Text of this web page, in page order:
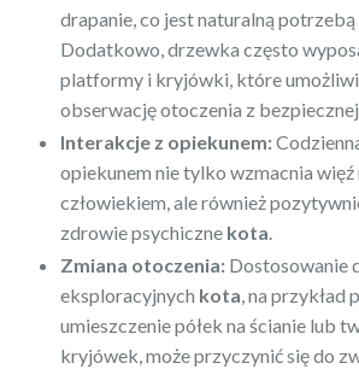
drapanie, co jest naturalną
Dodatkowo, drzewka często
platformy i kryjówki, które
obserwację otoczenia z
Interakcje z opiekunem:
opiekunem nie tylko wzmacnia
człowiekiem, ale również
zdrowie psychiczne kota
Zmiana otoczenia: Dostosowanie
eksploracyjnych kota , na przykład
umieszczenie półek na ścianie lub
kryjówek, może przyczynić się do